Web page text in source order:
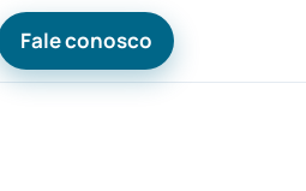
Fale conosco